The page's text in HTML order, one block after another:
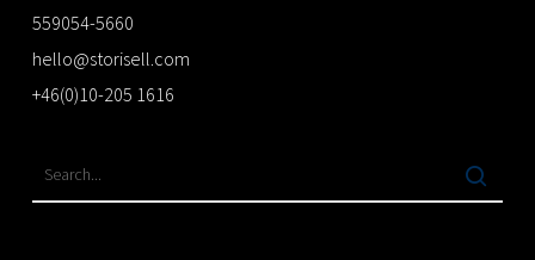
559054-5660
hello@storisell.com
+46(0)10-205 1616